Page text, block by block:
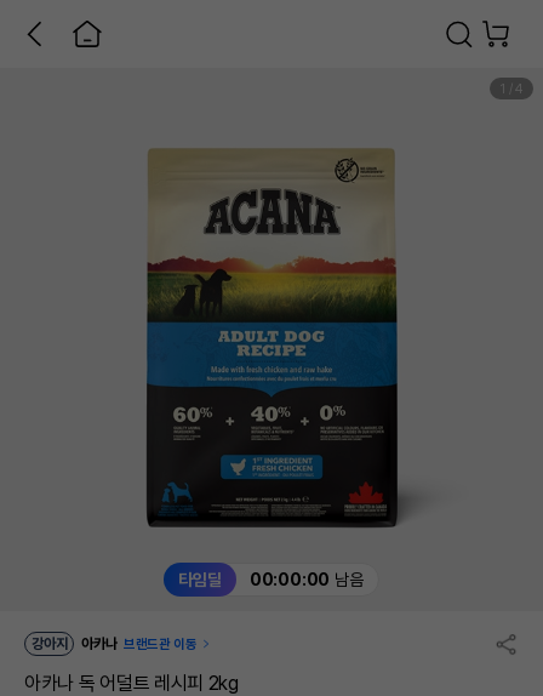
타임딜 00:00:00 남음
1 /4
강아지 아카나 브랜드관 이동
아카나 독 어덜트 레시피 2kg